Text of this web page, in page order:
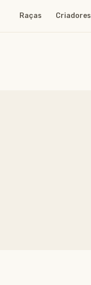
Raças Criadores